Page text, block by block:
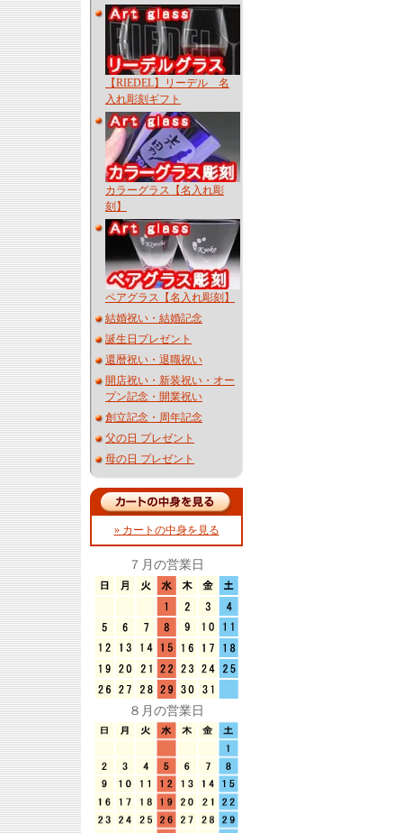
【RIEDEL】リーデル 名
入れ彫刻ギフト
カラーグラス【名入れ彫
刻】
ペアグラス【名入れ彫刻】
結婚祝い・結婚記念
誕生日プレゼント
還暦祝い・退職祝い
開店祝い・新装祝い・オー
プン記念・開業祝い
創立記念・周年記念
父の日 プレゼント
母の日 プレゼント
» カートの中身を見る
７月の営業日
８月の営業日